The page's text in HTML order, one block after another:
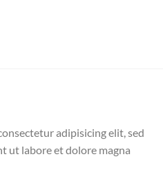
adipisicing elit, sed
ut labore et dolore magna